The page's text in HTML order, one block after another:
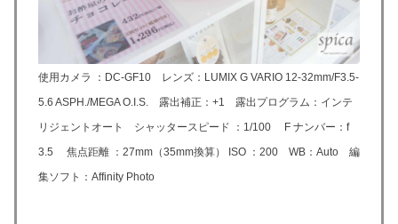
使用カメラ ：DC-GF10 レンズ：LUMIX G VARIO 12-32mm/F3.5-
5.6 ASPH./MEGA O.I.S. 露出補正：+1 露出プログラム：インテ
リジェントオート シャッタースピード ：1/100 F ナンバー：f
3.5 焦点距離 ：27mm（35mm換算） ISO ：200 WB：Auto 編
集ソフト：Affinity Photo